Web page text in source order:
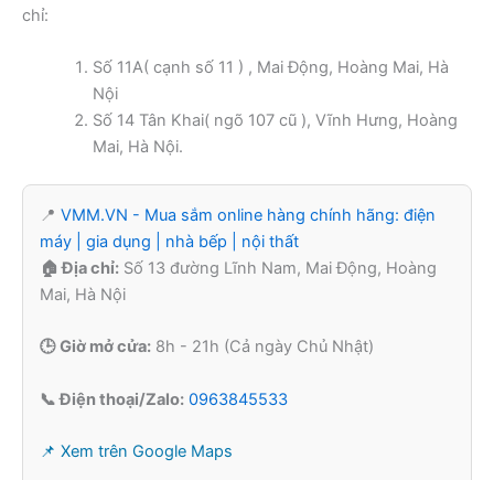
chỉ:
Số 11A( cạnh số 11 ) , Mai Động, Hoàng Mai, Hà
Nội
Số 14 Tân Khai( ngõ 107 cũ ), Vĩnh Hưng, Hoàng
Mai, Hà Nội.
📍 VMM.VN - Mua sắm online hàng chính hãng: điện
máy | gia dụng | nhà bếp | nội thất
🏠 Địa chỉ: Số 13 đường Lĩnh Nam, Mai Động, Hoàng
Mai, Hà Nội
🕒 Giờ mở cửa: 8h - 21h (Cả ngày Chủ Nhật)
📞 Điện thoại/Zalo: 0963845533
📌 Xem trên Google Maps